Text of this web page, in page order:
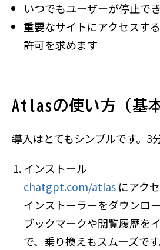
いつでもユーザーが停止で
重要なサイトにアクセスす
許可を求めます
Atlasの使い方（基
導入はとてもシンプルです。3
インストール
chatgpt.com/atlas にアク
インストーラーをダウンロ
ブックマークや閲覧履歴を
で、乗り換えもスムーズです